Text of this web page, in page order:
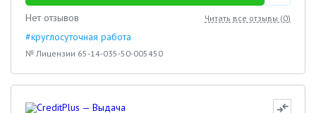
Нет отзывов
Читать все отзывы (0)
#круглосуточная работа
№ Лицензии 65-14-035-50-005450